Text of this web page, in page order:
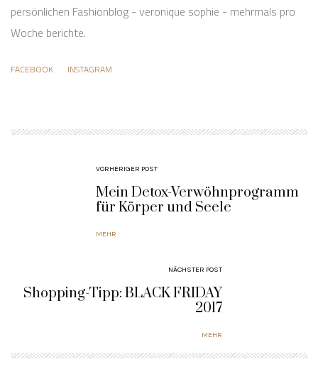
persönlichen Fashionblog - veronique sophie - mehrmals pro
Woche berichte.
FACEBOOK INSTAGRAM
VORHERIGER POST
Mein Detox-Verwöhnprogramm
für Körper und Seele
MEHR
NÄCHSTER POST
Shopping-Tipp: BLACK FRIDAY
2017
MEHR